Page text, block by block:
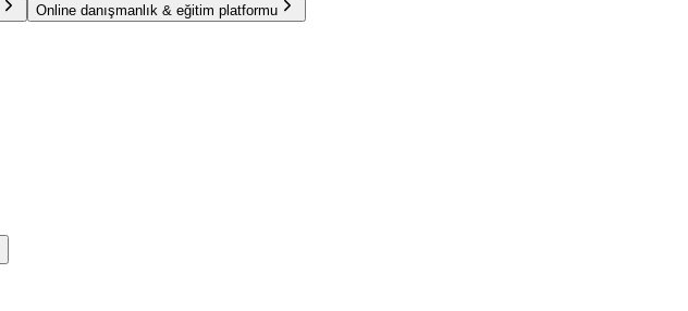
Online danışmanlık & eğitim platformu